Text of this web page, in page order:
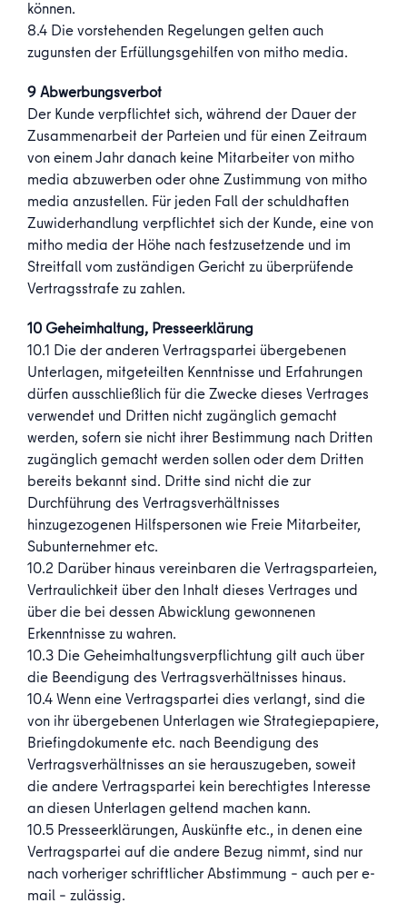
können.
8.4 Die vorstehenden Regelungen gelten auch
zugunsten der Erfüllungsgehilfen von mitho media.
9 Abwerbungsverbot
Der Kunde verpflichtet sich, während der Dauer der
Zusammenarbeit der Parteien und für einen Zeitraum
von einem Jahr danach keine Mitarbeiter von mitho
media abzuwerben oder ohne Zustimmung von mitho
media anzustellen. Für jeden Fall der schuldhaften
Zuwiderhandlung verpflichtet sich der Kunde, eine von
mitho media der Höhe nach festzusetzende und im
Streitfall vom zuständigen Gericht zu überprüfende
Vertragsstrafe zu zahlen.
10 Geheimhaltung, Presseerklärung
10.1 Die der anderen Vertragspartei übergebenen
Unterlagen, mitgeteilten Kenntnisse und Erfahrungen
dürfen ausschließlich für die Zwecke dieses Vertrages
verwendet und Dritten nicht zugänglich gemacht
werden, sofern sie nicht ihrer Bestimmung nach Dritten
zugänglich gemacht werden sollen oder dem Dritten
bereits bekannt sind. Dritte sind nicht die zur
Durchführung des Vertragsverhältnisses
hinzugezogenen Hilfspersonen wie Freie Mitarbeiter,
Subunternehmer etc.
10.2 Darüber hinaus vereinbaren die Vertragsparteien,
Vertraulichkeit über den Inhalt dieses Vertrages und
über die bei dessen Abwicklung gewonnenen
Erkenntnisse zu wahren.
10.3 Die Geheimhaltungsverpflichtung gilt auch über
die Beendigung des Vertragsverhältnisses hinaus.
10.4 Wenn eine Vertragspartei dies verlangt, sind die
von ihr übergebenen Unterlagen wie Strategiepapiere,
Briefingdokumente etc. nach Beendigung des
Vertragsverhältnisses an sie herauszugeben, soweit
die andere Vertragspartei kein berechtigtes Interesse
an diesen Unterlagen geltend machen kann.
10.5 Presseerklärungen, Auskünfte etc., in denen eine
Vertragspartei auf die andere Bezug nimmt, sind nur
nach vorheriger schriftlicher Abstimmung – auch per e-
mail – zulässig.